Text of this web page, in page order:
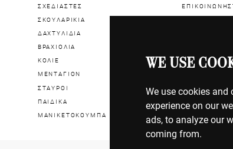
WE USE
We use cookies
experience on our
ads, to analyze our
coming from.
ΣΧΕΔΙΑΣΤΕΣ
ΣΚΟΥΛΑΡΙΚΙΑ
ΔΑΧΤΥΛΙΔΙΑ
ΒΡΑΧΙΟΛΙΑ
ΚΟΛΙΕ
ΜΕΝΤΑΓΙΟΝ
ΣΤΑΥΡΟΙ
ΠΑΙΔΙΚΑ
ΜΑΝΙΚΕΤΟΚΟΥΜΠΑ
ΕΠΙΣΤΡΟΦΕΣ
ΟΡΟΙ ΧΡΗΣΗΣ
ΠΟΛΙΤΙΚΗ
ΠΟΛΙΤΙΚΗ